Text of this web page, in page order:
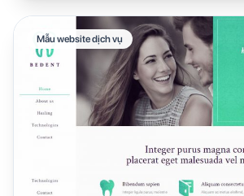
Mẫu website dịch vụ